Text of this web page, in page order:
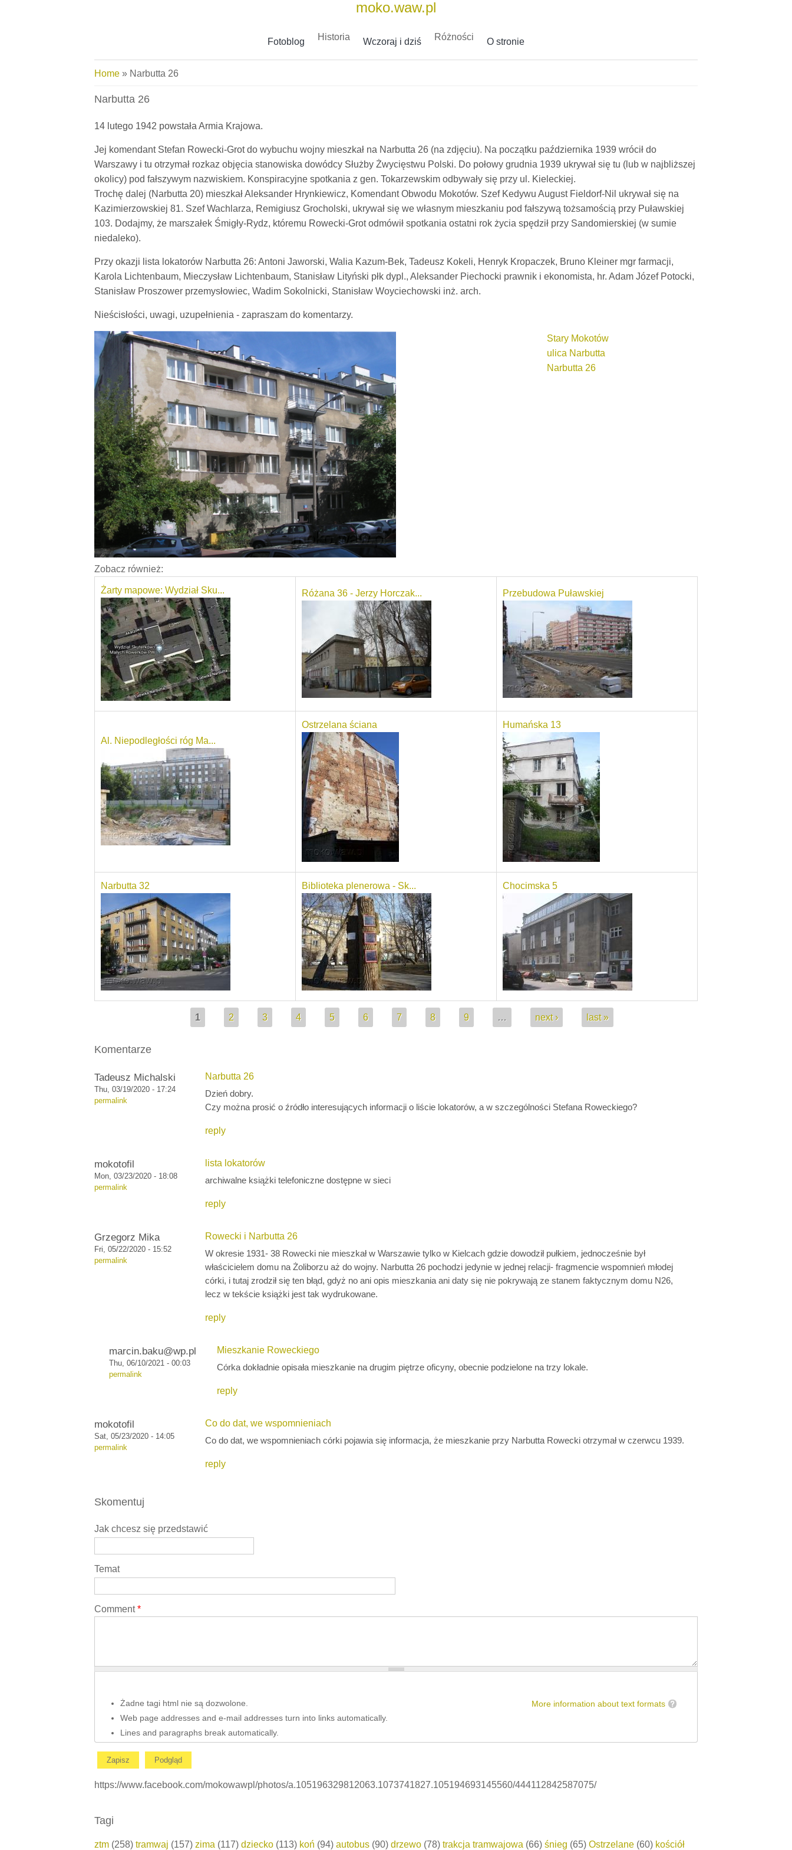
moko.waw.pl
Fotoblog Historia Wczoraj i dziś Różności O stronie
You are here
Home » Narbutta 26
Narbutta 26
14 lutego 1942 powstała Armia Krajowa.
Jej komendant Stefan Rowecki-Grot do wybuchu wojny mieszkał na Narbutta 26 (na zdjęciu). Na początku października 1939 wrócił do
Warszawy i tu otrzymał rozkaz objęcia stanowiska dowódcy Służby Żwycięstwu Polski. Do połowy grudnia 1939 ukrywał się tu (lub w najbliższej
okolicy) pod fałszywym nazwiskiem. Konspiracyjne spotkania z gen. Tokarzewskim odbywały się przy ul. Kieleckiej.
Trochę dalej (Narbutta 20) mieszkał Aleksander Hrynkiewicz, Komendant Obwodu Mokotów. Szef Kedywu August Fieldorf-Nil ukrywał się na
Kazimierzowskiej 81. Szef Wachlarza, Remigiusz Grocholski, ukrywał się we własnym mieszkaniu pod fałszywą tożsamością przy Puławskiej
103. Dodajmy, że marszałek Śmigły-Rydz, któremu Rowecki-Grot odmówił spotkania ostatni rok życia spędził przy Sandomierskiej (w sumie
niedaleko).
Przy okazji lista lokatorów Narbutta 26: Antoni Jaworski, Walia Kazum-Bek, Tadeusz Kokeli, Henryk Kropaczek, Bruno Kleiner mgr farmacji,
Karola Lichtenbaum, Mieczysław Lichtenbaum, Stanisław Lityński płk dypl., Aleksander Piechocki prawnik i ekonomista, hr. Adam Józef Potocki,
Stanisław Proszower przemysłowiec, Wadim Sokolnicki, Stanisław Woyciechowski inż. arch.
Nieścisłości, uwagi, uzupełnienia - zapraszam do komentarzy.
Stary Mokotów
ulica Narbutta
Narbutta 26
Zobacz również:
Żarty mapowe: Wydział Sku... Różana 36 - Jerzy Horczak... Przebudowa Puławskiej
Al. Niepodległości róg Ma...
Ostrzelana ściana Humańska 13
Narbutta 32 Biblioteka plenerowa - Sk... Chocimska 5
1 2 3 4 5 6 7 8 9 … next › last »
Komentarze
Tadeusz Michalski
Thu, 03/19/2020 - 17:24
permalink
Narbutta 26
Dzień dobry.
Czy można prosić o źródło interesujących informacji o liście lokatorów, a w szczególności Stefana Roweckiego?
reply
mokotofil
Mon, 03/23/2020 - 18:08
permalink
lista lokatorów
archiwalne książki telefoniczne dostępne w sieci
reply
Grzegorz Mika
Fri, 05/22/2020 - 15:52
permalink
Rowecki i Narbutta 26
W okresie 1931- 38 Rowecki nie mieszkał w Warszawie tylko w Kielcach gdzie dowodził pułkiem, jednocześnie był
właścicielem domu na Żoliborzu aż do wojny. Narbutta 26 pochodzi jedynie w jednej relacji- fragmencie wspomnień młodej
córki, i tutaj zrodził się ten błąd, gdyż no ani opis mieszkania ani daty się nie pokrywają ze stanem faktycznym domu N26,
lecz w tekście książki jest tak wydrukowane.
reply
marcin.baku@wp.pl
Thu, 06/10/2021 - 00:03
permalink
Mieszkanie Roweckiego
Córka dokładnie opisała mieszkanie na drugim piętrze oficyny, obecnie podzielone na trzy lokale.
reply
mokotofil
Sat, 05/23/2020 - 14:05
permalink
Co do dat, we wspomnieniach
Co do dat, we wspomnieniach córki pojawia się informacja, że mieszkanie przy Narbutta Rowecki otrzymał w czerwcu 1939.
reply
Skomentuj
Jak chcesz się przedstawić
Temat
Comment*
More information about text formats
Żadne tagi html nie są dozwolone.
Web page addresses and e-mail addresses turn into links automatically.
Lines and paragraphs break automatically.
https://www.facebook.com/mokowawpl/photos/a.105196329812063.1073741827.105194693145560/444112842587075/
Tagi
ztm (258) tramwaj (157) zima (117) dziecko (113) koń (94) autobus (90) drzewo (78) trakcja tramwajowa (66) śnieg (65) Ostrzelane (60) kościół